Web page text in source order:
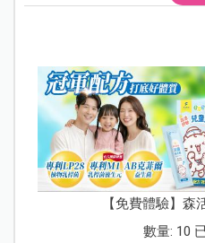
【免費體驗】森
數量: 10